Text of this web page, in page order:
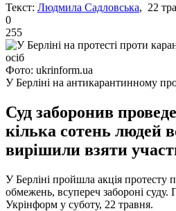
Текст: Людмила Садловська, 22
0
255
Фото: ukrinform.ua
У Берліні на антикарантинному
Суд заборонив
кілька сотень людей
вирішили взяти
У Берліні пройшла акція протесту
обмежень, всупереч забороні суду.
Укрінформ у суботу, 22 травня.